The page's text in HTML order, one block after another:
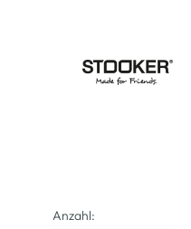
Anzahl: